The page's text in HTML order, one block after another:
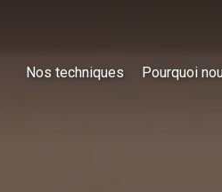
Nos techniques Pourquoi